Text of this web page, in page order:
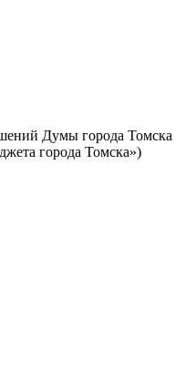
Думы города Томска
города Томска»)